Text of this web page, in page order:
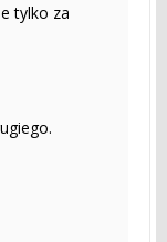
tylko za